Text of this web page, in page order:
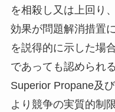
を相殺し又は上回り
効果が問題解消措置
を説得的に示した場
であっても認められ
Superior Propane及
より競争の実質的制